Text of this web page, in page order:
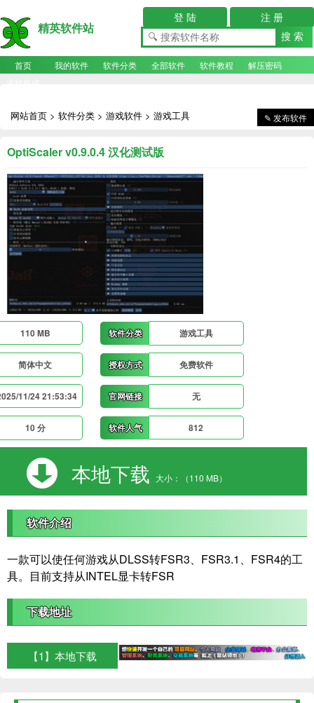
精英软件站
登 陆 注 册
首页 我的软件 软件分类 全部软件 软件教程
解压密码
✎ 发布软件
网站首页 > 软件分类 > 游戏软件 > 游戏工具
OptiScaler v0.9.0.4 汉化测试版
110 MB 软件分类 游戏工具
简体中文 授权方式 免费软件
11/24 21:53:34 官网链接 无
10 分 软件人气 812
本地下载 大小：（110 MB）
软件介绍
一款可以使任何游戏从DLSS转FSR3、FSR3.1、FSR4的工
具。目前支持从INTEL显卡转FSR
下载地址
【1】本地下载